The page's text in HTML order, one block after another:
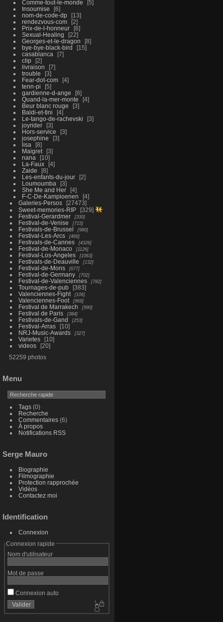
Comme-tout-le-monde
5
Insoumise
6
nom-de-code-dp
13
rendezvous-com
2
Prix-de-l-honneur
6
Sexual-Healing
22
Georges-et-le-dragon
8
bye-bye-black-bird
15
casablanca
7
clip
2
livraison
7
trouble
3
Fear-dot-com
4
tenn-pi
5
gardienne-d-ange
8
Quand-la-mer-monte
4
Beur blanc rouge
3
Baldi-et-tini
4
Le-tango-de-rachevski
3
joyrider
3
Hors-service
3
josephine
3
lisa
8
Maigret
3
nana
10
La-Faux
4
Zaide
8
Les-enfants-du-jour
2
Loumoumba
3
She Me and Her
4
F-C-De-Kampioenen
4
Galeries-Persos
27473
Sweet-memories-RIP
329
Festival-Gerardmer
330
Festival-de-Venise 715
Festivals-de-Brussel 980
Festival-Les-Arcs 466
Festivals-de-Cannes 4326
Festival-de-Monaco 1126
Festival-Los-Angeles 1063
Festivals-de-Deauville 132
Festival-de-Mons 677
Festival-de-Germany 702
Festival-de-Valenciennes 782
Tournages-de-pub
383
Valenciennes-Fight
106
Valenciennes-Foot 969
Festival de Marrakech 990
Festival de Paris 384
Festivals-de-Gand 253
Festival-Arras
10
NRJ-Music-Awards
327
Varietes
10
videos
20
52259 photos
Menu
Tags(0)
Recherche
Commentaires(6)
À propos
Notifications RSS
Serge Mauro
Biographie
Filmographie
Protection rapprochée
Vidéos
Contactez moi
Identification
Connexion
Connexion rapide
Nom d'utilisateur
Mot de passe
Connexion auto